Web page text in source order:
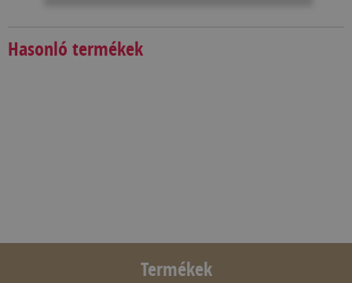
Hasonló termékek
Termékek